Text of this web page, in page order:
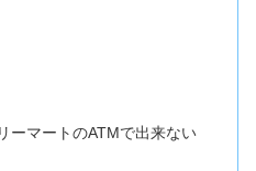
ーマートのATMで出来ない